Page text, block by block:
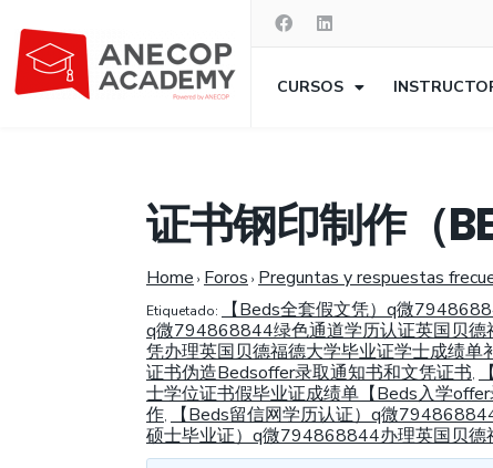
CURSOS
证书钢印制作（
Home › Foros › Preguntas y respuestas
Etiquetado:
【Beds全套假文凭）q微
q微794868844绿色通道学历认证英国贝德
凭办理英国贝德福德大学毕业证学士成绩单
证书伪造Bedsoffer录取通知书和文凭证书,
士学位证书假毕业证成绩单【Beds入学
作, 【Beds留信网学历认证）q微
硕士毕业证）q微794868844办理英国贝德